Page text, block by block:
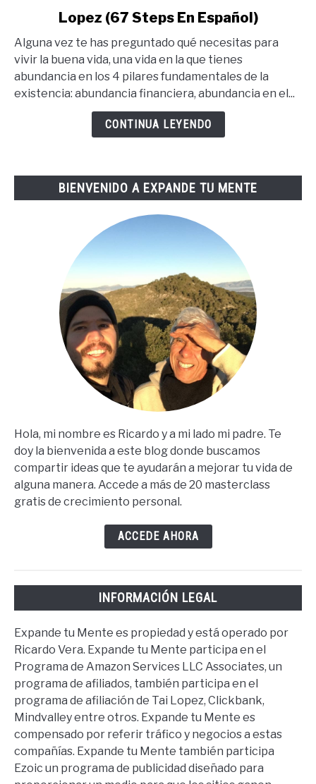
67
Pasos
Para
Steps
Lopez (67 Steps En Español)
Alguna vez te has preguntado qué necesitas para
vivir la buena vida, una vida en la que tienes
abundancia en los 4 pilares fundamentales de la
existencia: abundancia financiera, abundancia en el...
CONTINUA LEYENDO
BIENVENIDO A EXPANDE TU MENTE
Hola, mi nombre es Ricardo y a mi lado mi padre. Te
doy la bienvenida a este blog donde buscamos
compartir ideas que te ayudarán a mejorar tu vida de
alguna manera. Accede a más de 20 masterclass
gratis de crecimiento personal.
ACCEDE AHORA
INFORMACIÓN LEGAL
Expande tu Mente es propiedad y está operado por
Ricardo Vera. Expande tu Mente participa en el
Programa de Amazon Services LLC Associates, un
programa de afiliados, también participa en el
programa de afiliación de Tai Lopez, Clickbank,
Mindvalley entre otros. Expande tu Mente es
compensado por referir tráfico y negocios a estas
compañías. Expande tu Mente también participa
Ezoic un programa de publicidad diseñado para